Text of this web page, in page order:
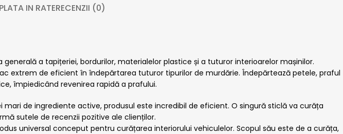
PLATA IN RATERECENZII (0)
a tapițeriei, bordurilor, materialelor plastice și a tuturor interioarelor mașinilor.
extrem de eficient în îndepărtarea tuturor tipurilor de murdărie. Îndepărtează petele, praful
împiedicând revenirea rapidă a prafului.
de ingrediente active, produsul este incredibil de eficient. O singură sticlă va curăța
sutele de recenzii pozitive ale clienților.
universal conceput pentru curățarea interiorului vehiculelor. Scopul său este de a curăța,